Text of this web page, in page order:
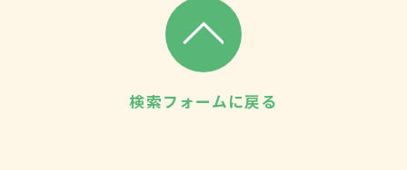
検索フォームに戻る